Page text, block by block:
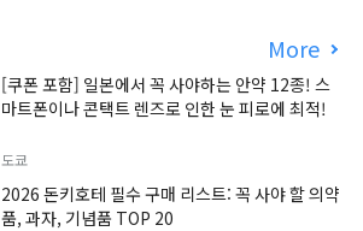
More
[쿠폰 포함] 일본에서 꼭 사야하는 안약 12종! 스
마트폰이나 콘택트 렌즈로 인한 눈 피로에 최적!
도쿄
2026 돈키호테 필수 구매 리스트: 꼭 사야 할 의약
품, 과자, 기념품 TOP 20